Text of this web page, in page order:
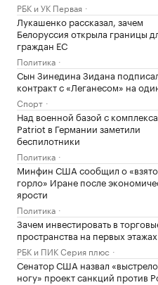
РБК и УК Первая
Лукашенко рассказал, зачем
Белоруссия открыла границы
граждан ЕС
Политика
Сын Зинедина Зидана
контракт с «Леганесом» на
Спорт
Над военной базой с
Patriot в Германии заметили
беспилотники
Политика
Минфин США сообщил о
горло» Иране после
ярости
Политика
Зачем инвестировать в
пространства на первых этажах
РБК и ПИК Серия плюс
Сенатор США назвал
ногу» проект санкций против